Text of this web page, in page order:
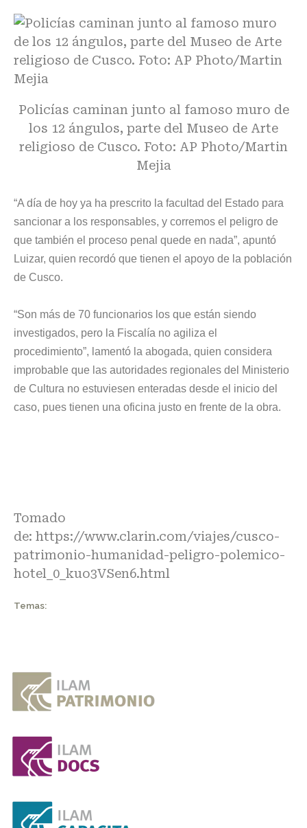
Policías caminan junto al famoso muro de
los 12 ángulos, parte del Museo de Arte
religioso de Cusco. Foto: AP Photo/Martin
Mejia
“A día de hoy ya ha prescrito la facultad del Estado para
sancionar a los responsables, y corremos el peligro de
que también el proceso penal quede en nada”, apuntó
Luizar, quien recordó que tienen el apoyo de la población
de Cusco.
“Son más de 70 funcionarios los que están siendo
investigados, pero la Fiscalía no agiliza el
procedimiento”, lamentó la abogada, quien considera
improbable que las autoridades regionales del Ministerio
de Cultura no estuviesen enteradas desde el inicio del
caso, pues tienen una oficina justo en frente de la obra.
Tomado
de: https://www.clarin.com/viajes/cusco-
patrimonio-humanidad-peligro-polemico-
hotel_0_kuo3VSen6.html
Temas: